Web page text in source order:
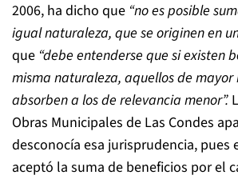
2006, ha dicho que “no es posible
igual naturaleza, que se originen en
que “debe entenderse que si existen
misma naturaleza, aquellos de
absorben a los de relevancia menor”.
Obras Municipales de Las Condes
desconocía esa jurisprudencia, pues
aceptó la suma de beneficios por el